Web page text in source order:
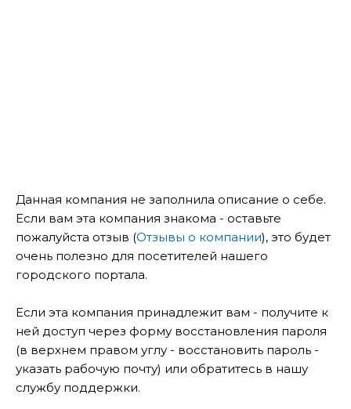
Данная компания не заполнила описание о себе.
Если вам эта компания знакома - оставьте
пожалуйста отзыв (Отзывы о компании), это будет
очень полезно для посетителей нашего
городского портала.
Если эта компания принадлежит вам - получите к
ней доступ через форму восстановления пароля
(в верхнем правом углу - восстановить пароль -
указать рабочую почту) или обратитесь в нашу
службу поддержки.